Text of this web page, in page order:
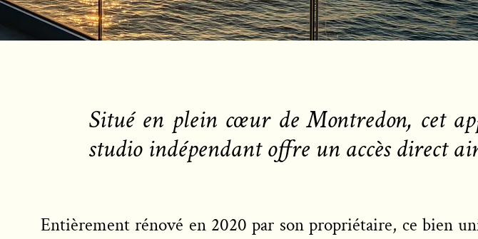
Situé en plein cœur de Montredon, cet
studio indépendant offre un accès direct
Entièrement rénové en 2020 par son propriétaire, ce bien